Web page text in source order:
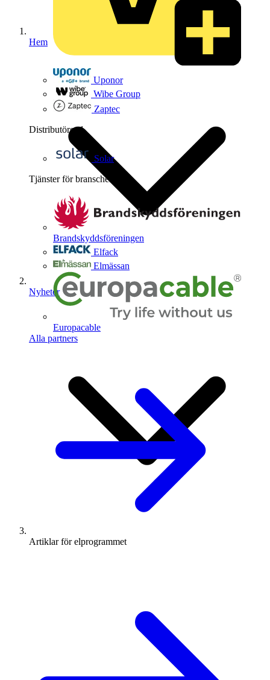
Uponor
Wibe Group
Zaptec
Distributörer 1
Solar
Tjänster för branschen
Brandskyddsföreningen
Elfack
Elmässan
Europacable
Alla partners
Hem
Nyheter
Artiklar för elprogrammet